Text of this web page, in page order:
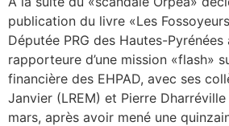
publication du livre «Les
Députée PRG des Hautes-
rapporteure d’une mission «flash»
financière des EHPAD, avec ses
Janvier (LREM) et Pierre
mars, après avoir mené une